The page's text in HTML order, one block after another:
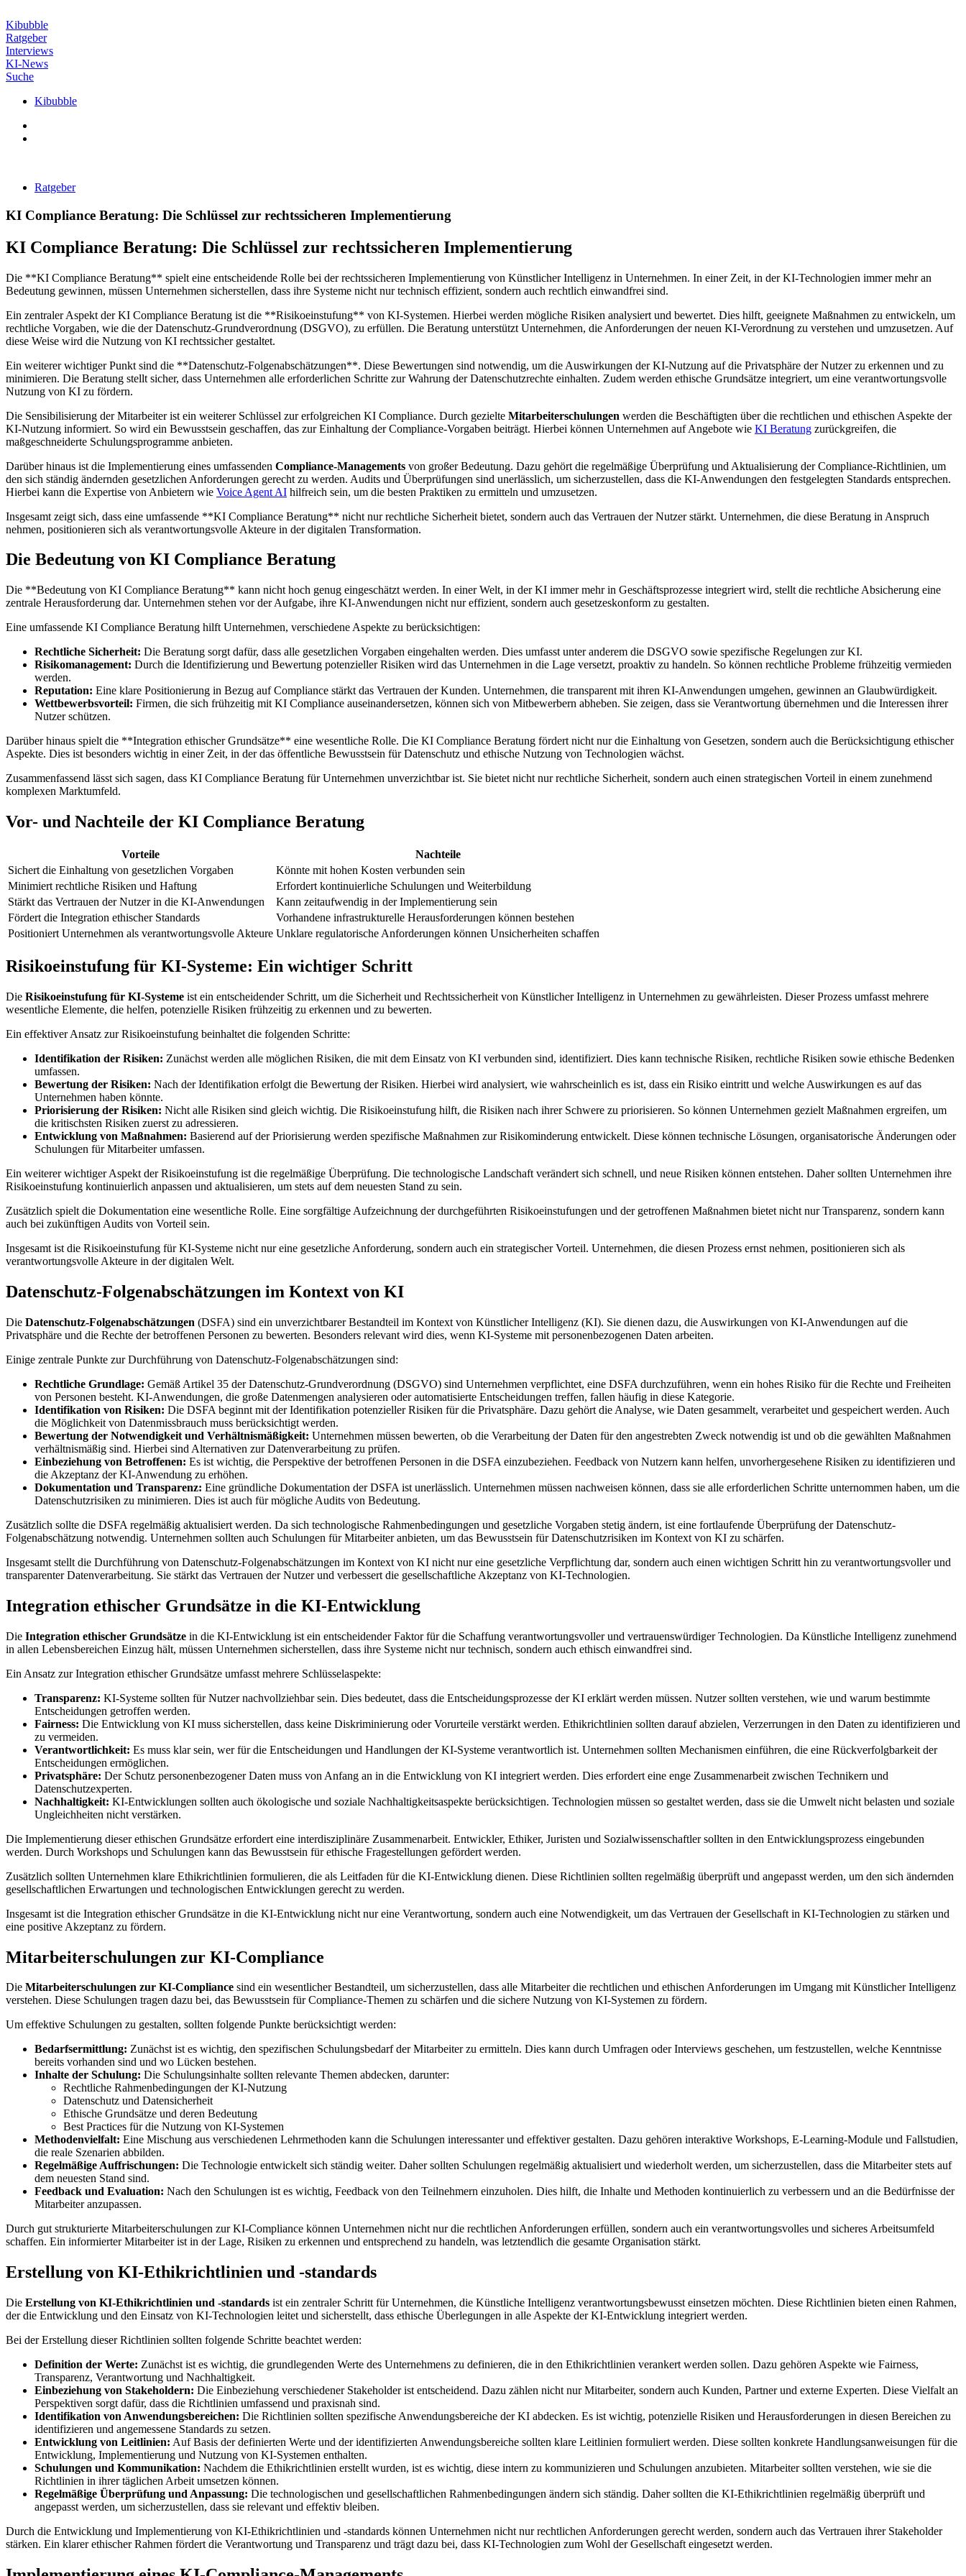
Inhalt
wechseln
Kibubble
Ratgeber
Interviews
KI-News
Suche
Kibubble
Ratgeber
KI Compliance Beratung: Die Schlüssel zur rechtssicheren Implementierung
KI Compliance Beratung: Die Schlüssel zur rechtssicheren Implementierung
Die **KI Compliance Beratung** spielt eine entscheidende Rolle bei der rechtssicheren Implementierung von Künstlicher Intelligenz in Unternehmen. In einer Zeit, in der KI-Technologien immer mehr an
Bedeutung gewinnen, müssen Unternehmen sicherstellen, dass ihre Systeme nicht nur technisch effizient, sondern auch rechtlich einwandfrei sind.
Ein zentraler Aspekt der KI Compliance Beratung ist die **Risikoeinstufung** von KI-Systemen. Hierbei werden mögliche Risiken analysiert und bewertet. Dies hilft, geeignete Maßnahmen zu entwickeln, um
rechtliche Vorgaben, wie die der Datenschutz-Grundverordnung (DSGVO), zu erfüllen. Die Beratung unterstützt Unternehmen, die Anforderungen der neuen KI-Verordnung zu verstehen und umzusetzen. Auf
diese Weise wird die Nutzung von KI rechtssicher gestaltet.
Ein weiterer wichtiger Punkt sind die **Datenschutz-Folgenabschätzungen**. Diese Bewertungen sind notwendig, um die Auswirkungen der KI-Nutzung auf die Privatsphäre der Nutzer zu erkennen und zu
minimieren. Die Beratung stellt sicher, dass Unternehmen alle erforderlichen Schritte zur Wahrung der Datenschutzrechte einhalten. Zudem werden ethische Grundsätze integriert, um eine verantwortungsvolle
Nutzung von KI zu fördern.
Die Sensibilisierung der Mitarbeiter ist ein weiterer Schlüssel zur erfolgreichen KI Compliance. Durch gezielte Mitarbeiterschulungen werden die Beschäftigten über die rechtlichen und ethischen Aspekte der
KI-Nutzung informiert. So wird ein Bewusstsein geschaffen, das zur Einhaltung der Compliance-Vorgaben beiträgt. Hierbei können Unternehmen auf Angebote wie KI Beratung zurückgreifen, die
maßgeschneiderte Schulungsprogramme anbieten.
Darüber hinaus ist die Implementierung eines umfassenden Compliance-Managements von großer Bedeutung. Dazu gehört die regelmäßige Überprüfung und Aktualisierung der Compliance-Richtlinien, um
den sich ständig ändernden gesetzlichen Anforderungen gerecht zu werden. Audits und Überprüfungen sind unerlässlich, um sicherzustellen, dass die KI-Anwendungen den festgelegten Standards entsprechen.
Hierbei kann die Expertise von Anbietern wie Voice Agent AI hilfreich sein, um die besten Praktiken zu ermitteln und umzusetzen.
Insgesamt zeigt sich, dass eine umfassende **KI Compliance Beratung** nicht nur rechtliche Sicherheit bietet, sondern auch das Vertrauen der Nutzer stärkt. Unternehmen, die diese Beratung in Anspruch
nehmen, positionieren sich als verantwortungsvolle Akteure in der digitalen Transformation.
Die Bedeutung von KI Compliance Beratung
Die **Bedeutung von KI Compliance Beratung** kann nicht hoch genug eingeschätzt werden. In einer Welt, in der KI immer mehr in Geschäftsprozesse integriert wird, stellt die rechtliche Absicherung eine
zentrale Herausforderung dar. Unternehmen stehen vor der Aufgabe, ihre KI-Anwendungen nicht nur effizient, sondern auch gesetzeskonform zu gestalten.
Eine umfassende KI Compliance Beratung hilft Unternehmen, verschiedene Aspekte zu berücksichtigen:
Rechtliche Sicherheit: Die Beratung sorgt dafür, dass alle gesetzlichen Vorgaben eingehalten werden. Dies umfasst unter anderem die DSGVO sowie spezifische Regelungen zur KI.
Risikomanagement: Durch die Identifizierung und Bewertung potenzieller Risiken wird das Unternehmen in die Lage versetzt, proaktiv zu handeln. So können rechtliche Probleme frühzeitig vermieden
werden.
Reputation: Eine klare Positionierung in Bezug auf Compliance stärkt das Vertrauen der Kunden. Unternehmen, die transparent mit ihren KI-Anwendungen umgehen, gewinnen an Glaubwürdigkeit.
Wettbewerbsvorteil: Firmen, die sich frühzeitig mit KI Compliance auseinandersetzen, können sich von Mitbewerbern abheben. Sie zeigen, dass sie Verantwortung übernehmen und die Interessen ihrer
Nutzer schützen.
Darüber hinaus spielt die **Integration ethischer Grundsätze** eine wesentliche Rolle. Die KI Compliance Beratung fördert nicht nur die Einhaltung von Gesetzen, sondern auch die Berücksichtigung ethischer
Aspekte. Dies ist besonders wichtig in einer Zeit, in der das öffentliche Bewusstsein für Datenschutz und ethische Nutzung von Technologien wächst.
Zusammenfassend lässt sich sagen, dass KI Compliance Beratung für Unternehmen unverzichtbar ist. Sie bietet nicht nur rechtliche Sicherheit, sondern auch einen strategischen Vorteil in einem zunehmend
komplexen Marktumfeld.
Vor- und Nachteile der KI Compliance Beratung
Vorteile
Nachteile
Sichert die Einhaltung von gesetzlichen Vorgaben
Könnte mit hohen Kosten verbunden sein
Minimiert rechtliche Risiken und Haftung
Erfordert kontinuierliche Schulungen und Weiterbildung
Stärkt das Vertrauen der Nutzer in die KI-Anwendungen
Kann zeitaufwendig in der Implementierung sein
Fördert die Integration ethischer Standards
Vorhandene infrastrukturelle Herausforderungen können bestehen
Positioniert Unternehmen als verantwortungsvolle Akteure Unklare regulatorische Anforderungen können Unsicherheiten schaffen
Risikoeinstufung für KI-Systeme: Ein wichtiger Schritt
Die Risikoeinstufung für KI-Systeme ist ein entscheidender Schritt, um die Sicherheit und Rechtssicherheit von Künstlicher Intelligenz in Unternehmen zu gewährleisten. Dieser Prozess umfasst mehrere
wesentliche Elemente, die helfen, potenzielle Risiken frühzeitig zu erkennen und zu bewerten.
Ein effektiver Ansatz zur Risikoeinstufung beinhaltet die folgenden Schritte:
Identifikation der Risiken: Zunächst werden alle möglichen Risiken, die mit dem Einsatz von KI verbunden sind, identifiziert. Dies kann technische Risiken, rechtliche Risiken sowie ethische Bedenken
umfassen.
Bewertung der Risiken: Nach der Identifikation erfolgt die Bewertung der Risiken. Hierbei wird analysiert, wie wahrscheinlich es ist, dass ein Risiko eintritt und welche Auswirkungen es auf das
Unternehmen haben könnte.
Priorisierung der Risiken: Nicht alle Risiken sind gleich wichtig. Die Risikoeinstufung hilft, die Risiken nach ihrer Schwere zu priorisieren. So können Unternehmen gezielt Maßnahmen ergreifen, um
die kritischsten Risiken zuerst zu adressieren.
Entwicklung von Maßnahmen: Basierend auf der Priorisierung werden spezifische Maßnahmen zur Risikominderung entwickelt. Diese können technische Lösungen, organisatorische Änderungen oder
Schulungen für Mitarbeiter umfassen.
Ein weiterer wichtiger Aspekt der Risikoeinstufung ist die regelmäßige Überprüfung. Die technologische Landschaft verändert sich schnell, und neue Risiken können entstehen. Daher sollten Unternehmen ihre
Risikoeinstufung kontinuierlich anpassen und aktualisieren, um stets auf dem neuesten Stand zu sein.
Zusätzlich spielt die Dokumentation eine wesentliche Rolle. Eine sorgfältige Aufzeichnung der durchgeführten Risikoeinstufungen und der getroffenen Maßnahmen bietet nicht nur Transparenz, sondern kann
auch bei zukünftigen Audits von Vorteil sein.
Insgesamt ist die Risikoeinstufung für KI-Systeme nicht nur eine gesetzliche Anforderung, sondern auch ein strategischer Vorteil. Unternehmen, die diesen Prozess ernst nehmen, positionieren sich als
verantwortungsvolle Akteure in der digitalen Welt.
Datenschutz-Folgenabschätzungen im Kontext von KI
Die Datenschutz-Folgenabschätzungen (DSFA) sind ein unverzichtbarer Bestandteil im Kontext von Künstlicher Intelligenz (KI). Sie dienen dazu, die Auswirkungen von KI-Anwendungen auf die
Privatsphäre und die Rechte der betroffenen Personen zu bewerten. Besonders relevant wird dies, wenn KI-Systeme mit personenbezogenen Daten arbeiten.
Einige zentrale Punkte zur Durchführung von Datenschutz-Folgenabschätzungen sind:
Rechtliche Grundlage: Gemäß Artikel 35 der Datenschutz-Grundverordnung (DSGVO) sind Unternehmen verpflichtet, eine DSFA durchzuführen, wenn ein hohes Risiko für die Rechte und Freiheiten
von Personen besteht. KI-Anwendungen, die große Datenmengen analysieren oder automatisierte Entscheidungen treffen, fallen häufig in diese Kategorie.
Identifikation von Risiken: Die DSFA beginnt mit der Identifikation potenzieller Risiken für die Privatsphäre. Dazu gehört die Analyse, wie Daten gesammelt, verarbeitet und gespeichert werden. Auch
die Möglichkeit von Datenmissbrauch muss berücksichtigt werden.
Bewertung der Notwendigkeit und Verhältnismäßigkeit: Unternehmen müssen bewerten, ob die Verarbeitung der Daten für den angestrebten Zweck notwendig ist und ob die gewählten Maßnahmen
verhältnismäßig sind. Hierbei sind Alternativen zur Datenverarbeitung zu prüfen.
Einbeziehung von Betroffenen: Es ist wichtig, die Perspektive der betroffenen Personen in die DSFA einzubeziehen. Feedback von Nutzern kann helfen, unvorhergesehene Risiken zu identifizieren und
die Akzeptanz der KI-Anwendung zu erhöhen.
Dokumentation und Transparenz: Eine gründliche Dokumentation der DSFA ist unerlässlich. Unternehmen müssen nachweisen können, dass sie alle erforderlichen Schritte unternommen haben, um die
Datenschutzrisiken zu minimieren. Dies ist auch für mögliche Audits von Bedeutung.
Zusätzlich sollte die DSFA regelmäßig aktualisiert werden. Da sich technologische Rahmenbedingungen und gesetzliche Vorgaben stetig ändern, ist eine fortlaufende Überprüfung der Datenschutz-
Folgenabschätzung notwendig. Unternehmen sollten auch Schulungen für Mitarbeiter anbieten, um das Bewusstsein für Datenschutzrisiken im Kontext von KI zu schärfen.
Insgesamt stellt die Durchführung von Datenschutz-Folgenabschätzungen im Kontext von KI nicht nur eine gesetzliche Verpflichtung dar, sondern auch einen wichtigen Schritt hin zu verantwortungsvoller und
transparenter Datenverarbeitung. Sie stärkt das Vertrauen der Nutzer und verbessert die gesellschaftliche Akzeptanz von KI-Technologien.
Integration ethischer Grundsätze in die KI-Entwicklung
Die Integration ethischer Grundsätze in die KI-Entwicklung ist ein entscheidender Faktor für die Schaffung verantwortungsvoller und vertrauenswürdiger Technologien. Da Künstliche Intelligenz zunehmend
in allen Lebensbereichen Einzug hält, müssen Unternehmen sicherstellen, dass ihre Systeme nicht nur technisch, sondern auch ethisch einwandfrei sind.
Ein Ansatz zur Integration ethischer Grundsätze umfasst mehrere Schlüsselaspekte:
Transparenz: KI-Systeme sollten für Nutzer nachvollziehbar sein. Dies bedeutet, dass die Entscheidungsprozesse der KI erklärt werden müssen. Nutzer sollten verstehen, wie und warum bestimmte
Entscheidungen getroffen werden.
Fairness: Die Entwicklung von KI muss sicherstellen, dass keine Diskriminierung oder Vorurteile verstärkt werden. Ethikrichtlinien sollten darauf abzielen, Verzerrungen in den Daten zu identifizieren und
zu vermeiden.
Verantwortlichkeit: Es muss klar sein, wer für die Entscheidungen und Handlungen der KI-Systeme verantwortlich ist. Unternehmen sollten Mechanismen einführen, die eine Rückverfolgbarkeit der
Entscheidungen ermöglichen.
Privatsphäre: Der Schutz personenbezogener Daten muss von Anfang an in die Entwicklung von KI integriert werden. Dies erfordert eine enge Zusammenarbeit zwischen Technikern und
Datenschutzexperten.
Nachhaltigkeit: KI-Entwicklungen sollten auch ökologische und soziale Nachhaltigkeitsaspekte berücksichtigen. Technologien müssen so gestaltet werden, dass sie die Umwelt nicht belasten und soziale
Ungleichheiten nicht verstärken.
Die Implementierung dieser ethischen Grundsätze erfordert eine interdisziplinäre Zusammenarbeit. Entwickler, Ethiker, Juristen und Sozialwissenschaftler sollten in den Entwicklungsprozess eingebunden
werden. Durch Workshops und Schulungen kann das Bewusstsein für ethische Fragestellungen gefördert werden.
Zusätzlich sollten Unternehmen klare Ethikrichtlinien formulieren, die als Leitfaden für die KI-Entwicklung dienen. Diese Richtlinien sollten regelmäßig überprüft und angepasst werden, um den sich ändernden
gesellschaftlichen Erwartungen und technologischen Entwicklungen gerecht zu werden.
Insgesamt ist die Integration ethischer Grundsätze in die KI-Entwicklung nicht nur eine Verantwortung, sondern auch eine Notwendigkeit, um das Vertrauen der Gesellschaft in KI-Technologien zu stärken und
eine positive Akzeptanz zu fördern.
Mitarbeiterschulungen zur KI-Compliance
Die Mitarbeiterschulungen zur KI-Compliance sind ein wesentlicher Bestandteil, um sicherzustellen, dass alle Mitarbeiter die rechtlichen und ethischen Anforderungen im Umgang mit Künstlicher Intelligenz
verstehen. Diese Schulungen tragen dazu bei, das Bewusstsein für Compliance-Themen zu schärfen und die sichere Nutzung von KI-Systemen zu fördern.
Um effektive Schulungen zu gestalten, sollten folgende Punkte berücksichtigt werden:
Bedarfsermittlung: Zunächst ist es wichtig, den spezifischen Schulungsbedarf der Mitarbeiter zu ermitteln. Dies kann durch Umfragen oder Interviews geschehen, um festzustellen, welche Kenntnisse
bereits vorhanden sind und wo Lücken bestehen.
Inhalte der Schulung: Die Schulungsinhalte sollten relevante Themen abdecken, darunter:
Rechtliche Rahmenbedingungen der KI-Nutzung
Datenschutz und Datensicherheit
Ethische Grundsätze und deren Bedeutung
Best Practices für die Nutzung von KI-Systemen
Methodenvielfalt: Eine Mischung aus verschiedenen Lehrmethoden kann die Schulungen interessanter und effektiver gestalten. Dazu gehören interaktive Workshops, E-Learning-Module und Fallstudien,
die reale Szenarien abbilden.
Regelmäßige Auffrischungen: Die Technologie entwickelt sich ständig weiter. Daher sollten Schulungen regelmäßig aktualisiert und wiederholt werden, um sicherzustellen, dass die Mitarbeiter stets auf
dem neuesten Stand sind.
Feedback und Evaluation: Nach den Schulungen ist es wichtig, Feedback von den Teilnehmern einzuholen. Dies hilft, die Inhalte und Methoden kontinuierlich zu verbessern und an die Bedürfnisse der
Mitarbeiter anzupassen.
Durch gut strukturierte Mitarbeiterschulungen zur KI-Compliance können Unternehmen nicht nur die rechtlichen Anforderungen erfüllen, sondern auch ein verantwortungsvolles und sicheres Arbeitsumfeld
schaffen. Ein informierter Mitarbeiter ist in der Lage, Risiken zu erkennen und entsprechend zu handeln, was letztendlich die gesamte Organisation stärkt.
Erstellung von KI-Ethikrichtlinien und -standards
Die Erstellung von KI-Ethikrichtlinien und -standards ist ein zentraler Schritt für Unternehmen, die Künstliche Intelligenz verantwortungsbewusst einsetzen möchten. Diese Richtlinien bieten einen Rahmen,
der die Entwicklung und den Einsatz von KI-Technologien leitet und sicherstellt, dass ethische Überlegungen in alle Aspekte der KI-Entwicklung integriert werden.
Bei der Erstellung dieser Richtlinien sollten folgende Schritte beachtet werden:
Definition der Werte: Zunächst ist es wichtig, die grundlegenden Werte des Unternehmens zu definieren, die in den Ethikrichtlinien verankert werden sollen. Dazu gehören Aspekte wie Fairness,
Transparenz, Verantwortung und Nachhaltigkeit.
Einbeziehung von Stakeholdern: Die Einbeziehung verschiedener Stakeholder ist entscheidend. Dazu zählen nicht nur Mitarbeiter, sondern auch Kunden, Partner und externe Experten. Diese Vielfalt an
Perspektiven sorgt dafür, dass die Richtlinien umfassend und praxisnah sind.
Identifikation von Anwendungsbereichen: Die Richtlinien sollten spezifische Anwendungsbereiche der KI abdecken. Es ist wichtig, potenzielle Risiken und Herausforderungen in diesen Bereichen zu
identifizieren und angemessene Standards zu setzen.
Entwicklung von Leitlinien: Auf Basis der definierten Werte und der identifizierten Anwendungsbereiche sollten klare Leitlinien formuliert werden. Diese sollten konkrete Handlungsanweisungen für die
Entwicklung, Implementierung und Nutzung von KI-Systemen enthalten.
Schulungen und Kommunikation: Nachdem die Ethikrichtlinien erstellt wurden, ist es wichtig, diese intern zu kommunizieren und Schulungen anzubieten. Mitarbeiter sollten verstehen, wie sie die
Richtlinien in ihrer täglichen Arbeit umsetzen können.
Regelmäßige Überprüfung und Anpassung: Die technologischen und gesellschaftlichen Rahmenbedingungen ändern sich ständig. Daher sollten die KI-Ethikrichtlinien regelmäßig überprüft und
angepasst werden, um sicherzustellen, dass sie relevant und effektiv bleiben.
Durch die Entwicklung und Implementierung von KI-Ethikrichtlinien und -standards können Unternehmen nicht nur rechtlichen Anforderungen gerecht werden, sondern auch das Vertrauen ihrer Stakeholder
stärken. Ein klarer ethischer Rahmen fördert die Verantwortung und Transparenz und trägt dazu bei, dass KI-Technologien zum Wohl der Gesellschaft eingesetzt werden.